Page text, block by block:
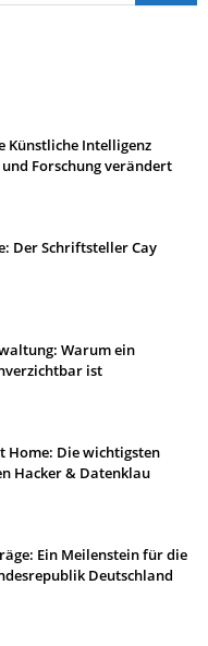
Künstliche Intelligenz
Forschung verändert
Der Schriftsteller Cay
Warum ein
ist
Home: Die wichtigsten
Hacker & Datenklau
Ein Meilenstein für die
Deutschland